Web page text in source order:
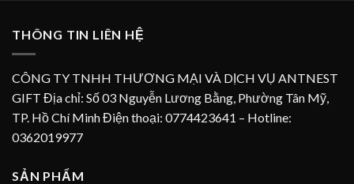
THÔNG TIN LIÊN HỆ
CÔNG TY TNHH THƯƠNG MẠI VÀ DỊCH VỤ ANTNEST
GIFT Địa chỉ: Số 03 Nguyễn Lương Bằng, Phường Tân Mỹ,
TP. Hồ Chí Minh Điện thoại: 0774423641 – Hotline:
0362019977
SẢN PHẨM